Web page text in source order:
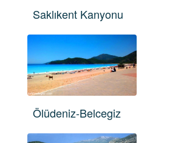
Saklıkent Kanyonu
Ölüdeniz-Belcegiz